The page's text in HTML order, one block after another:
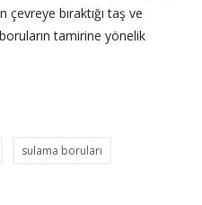
çevreye bıraktığı taş ve
tamirine yönelik
sulama boruları